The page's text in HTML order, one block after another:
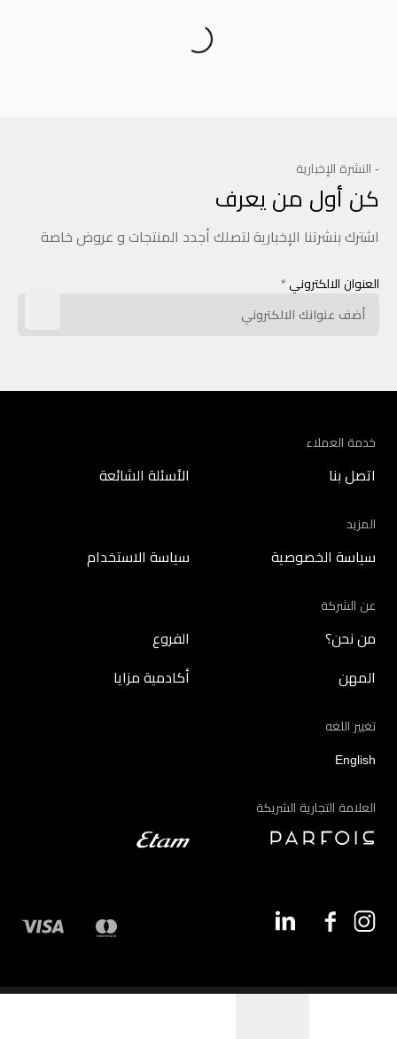
- النشرة الإخبارية
كن أول من يعرف
اشترك بنشرتنا الإخبارية لتصلك أجدد المنتجات و عروض خاصة
العنوان الالكتروني *
خدمة العملاء
اتصل بنا الأسئلة الشائعة
المزيد
سياسة الخصوصية سياسة الاستخدام
عن الشركة
من نحن؟ الفروع
المهن أكادمية مزايا
تغيير اللغه
English
العلامة التجارية الشريكة